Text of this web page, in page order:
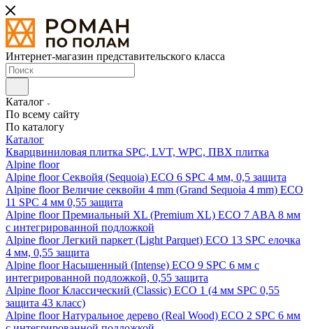
Интернет-магазин представительского класса
Каталог
По всему сайту
По каталогу
Каталог
Кварцвиниловая плитка SPC, LVT, WPC, ПВХ плитка
Alpine floor
Alpine floor Секвойя (Sequoia) ECO 6 SPC 4 мм, 0,5 защита
Alpine floor Величие секвойи 4 mm (Grand Sequoia 4 mm) ECO
11 SPC 4 мм 0,55 защита
Alpine floor Премиальный XL (Premium XL) ECO 7 ABA 8 мм
с интегрированной подложкой
Alpine floor Легкий паркет (Light Parquet) ECO 13 SPC елочка
4 мм, 0,55 защита
Alpine floor Насыщенный (Intense) ECO 9 SPC 6 мм с
интегрированной подложкой, 0,55 защита
Alpine floor Классический (Classic) ECO 1 (4 мм SPC 0,55
защита 43 класс)
Alpine floor Натуральное дерево (Real Wood) ECO 2 SPC 6 мм